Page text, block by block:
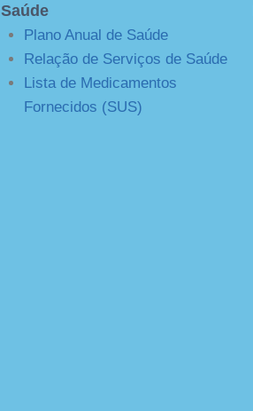
Saúde
Plano Anual de Saúde
Relação de Serviços de Saúde
Lista de Medicamentos
Fornecidos (SUS)